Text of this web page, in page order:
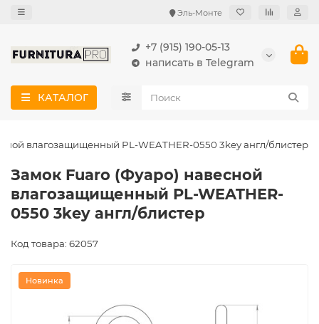
Эль-Монте
+7 (915) 190-05-13
написать в Telegram
КАТАЛОГ
влагозащищенный PL-WEATHER-0550 3key англ/блистер
Замок Fuaro (Фуаро) навесной
влагозащищенный PL-WEATHER-
0550 3key англ/блистер
Код товара: 62057
Новинка